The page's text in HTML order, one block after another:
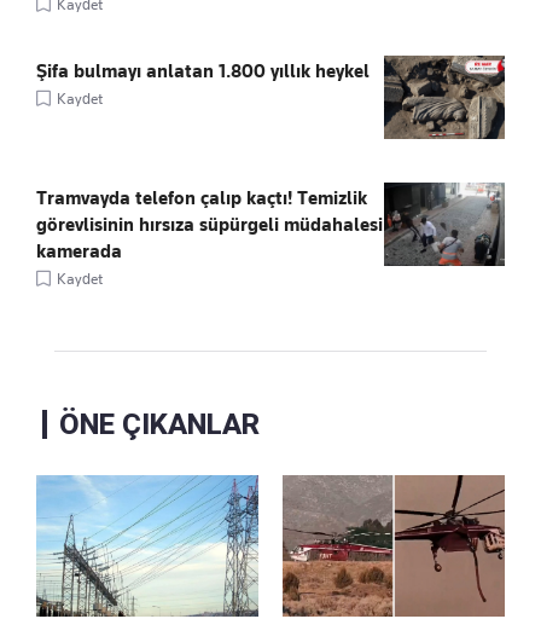
Kaydet
Şifa bulmayı anlatan 1.800 yıllık heykel
Kaydet
Tramvayda telefon çalıp kaçtı! Temizlik
görevlisinin hırsıza süpürgeli müdahalesi
kamerada
Kaydet
ÖNE ÇIKANLAR